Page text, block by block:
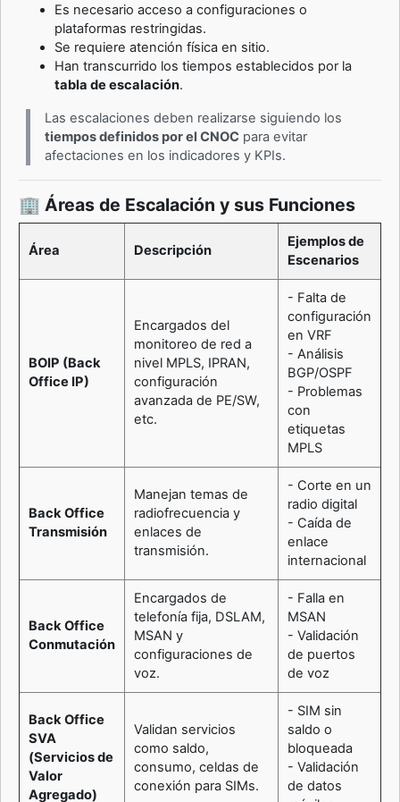
Es necesario acceso a configuraciones o
plataformas restringidas.
Se requiere atención física en sitio.
Han transcurrido los tiempos establecidos por la
tabla de escalación.
Las escalaciones deben realizarse siguiendo los
tiempos definidos por el CNOC para evitar
afectaciones en los indicadores y KPIs.
🏢 Áreas de Escalación y sus Funciones
Área Descripción
Ejemplos de
Escenarios
BOIP (Back
Office IP)
Encargados del
monitoreo de red a
nivel MPLS, IPRAN,
configuración
avanzada de PE/SW,
etc.
- Falta de
configuración
en VRF
- Análisis
BGP/OSPF
- Problemas
con
etiquetas
MPLS
Back Office
Transmisión
Manejan temas de
radiofrecuencia y
enlaces de
transmisión.
- Corte en un
radio digital
- Caída de
enlace
internacional
Back Office
Conmutación
Encargados de
telefonía fija, DSLAM,
MSAN y
configuraciones de
voz.
- Falla en
MSAN
- Validación
de puertos
de voz
Back Office
SVA
(Servicios de
Valor
Agregado)
Validan servicios
como saldo,
consumo, celdas de
conexión para SIMs.
- SIM sin
saldo o
bloqueada
- Validación
de datos